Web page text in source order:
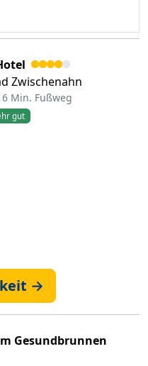
Zwischenahn
Min. Fußweg
gut
→
Gesundbrunnen